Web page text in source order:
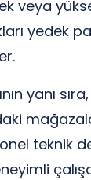
veya
yedek
yanı sıra,
teknik